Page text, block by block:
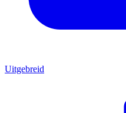
Uitgebreid